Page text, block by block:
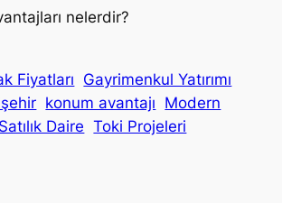
nelerdir?
Fiyatları Gayrimenkul Yatırımı
konum avantajı Modern
Daire Toki Projeleri